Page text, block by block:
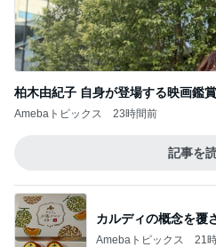
柏木由紀子 自身が登場する映画鑑賞
Amebaトピックス 23時間前
記事を
カルディの概念を覆
Amebaトピックス 21